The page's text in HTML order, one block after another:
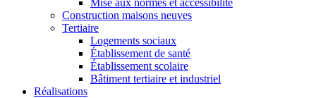
Mise aux normes et accessibilité
Construction maisons neuves
Tertiaire
Logements sociaux
Établissement de santé
Établissement scolaire
Bâtiment tertiaire et industriel
Réalisations